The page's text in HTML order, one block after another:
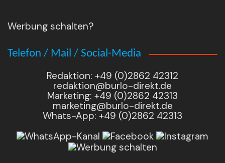
Werbung schalten?
Telefon / Mail / Social-Media
Redaktion: +49 (0)2862 42312
redaktion@burlo-direkt.de
Marketing: +49 (0)2862 42313
marketing@burlo-direkt.de
Whats-App: +49 (0)2862 42313